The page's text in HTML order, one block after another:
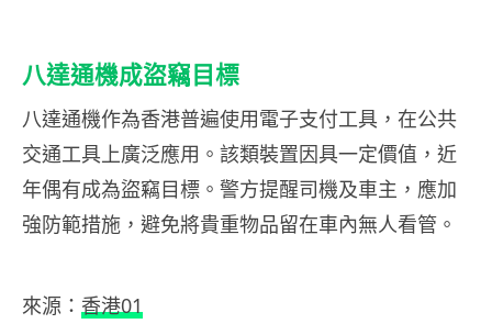
八達通機成盜竊目標
八達通機作為香港普遍使用電子支付工具，在公共
交通工具上廣泛應用。該類裝置因具一定價值，近
年偶有成為盜竊目標。警方提醒司機及車主，應加
強防範措施，避免將貴重物品留在車內無人看管。
來源： 香港01